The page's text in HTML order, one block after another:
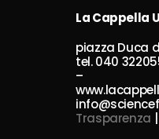
La Cappella
piazza Duca
tel. 040
–
Trasparenza